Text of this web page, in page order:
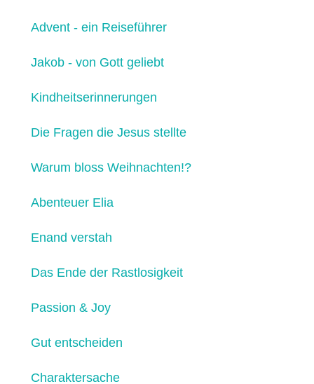
Advent - ein Reiseführer
Jakob - von Gott geliebt
Kindheitserinnerungen
Die Fragen die Jesus stellte
Warum bloss Weihnachten!?
Abenteuer Elia
Enand verstah
Das Ende der Rastlosigkeit
Passion & Joy
Gut entscheiden
Charaktersache